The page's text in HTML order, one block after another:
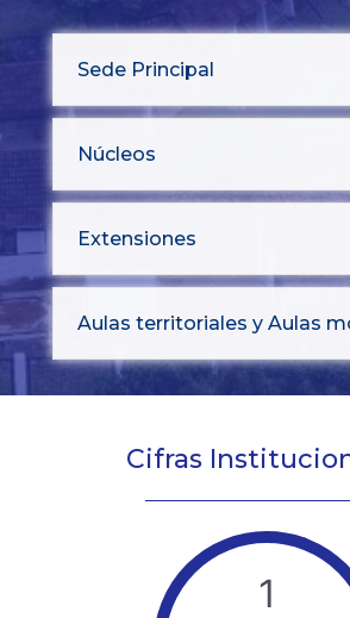
Sede Principal
Núcleos
Extensiones
Aulas territoriales y Aulas
Cifras
1